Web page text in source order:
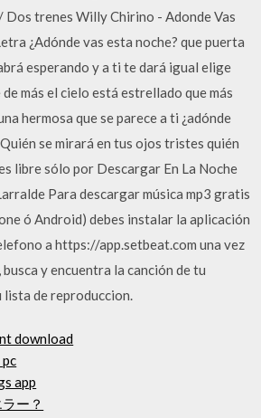
Dos trenes Willy Chirino - Adonde Vas
¿Adónde vas esta noche? que puerta
esperando y a ti te dará igual elige
más el cielo está estrellado que más
hermosa que se parece a ti ¿adónde
se mirará en tus ojos tristes quién
libre sólo por Descargar En La Noche
Para descargar música mp3 gratis
ó Android) debes instalar la aplicación
a https://app.setbeat.com una vez
y encuentra la canción de tu
de reproduccion.
download
app
ー？